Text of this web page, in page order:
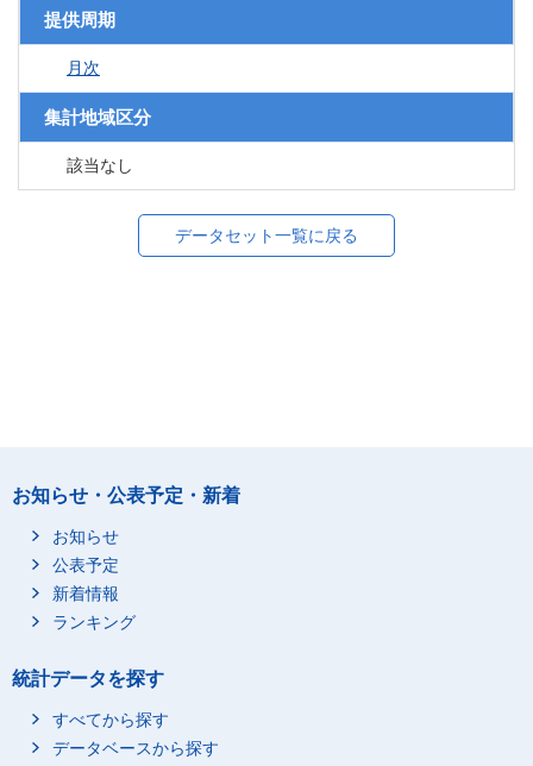
提供周期
月次
集計地域区分
該当なし
データセット一覧に戻る
お知らせ・公表予定・新着
お知らせ
公表予定
新着情報
ランキング
統計データを探す
すべてから探す
データベースから探す